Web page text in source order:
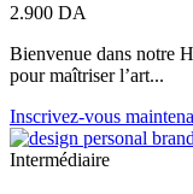
2.900 DA
Bienvenue dans notre
pour maîtriser l’art...
Inscrivez-vous
Intermédiaire